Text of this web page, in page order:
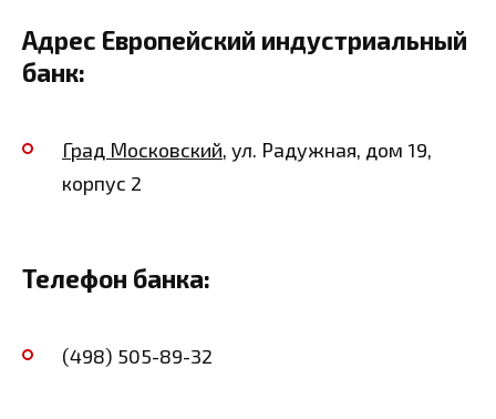
Адрес Европейский индустриальный
банк:
Град Московский, ул. Радужная, дом 19,
корпус 2
Телефон банка:
(498) 505-89-32